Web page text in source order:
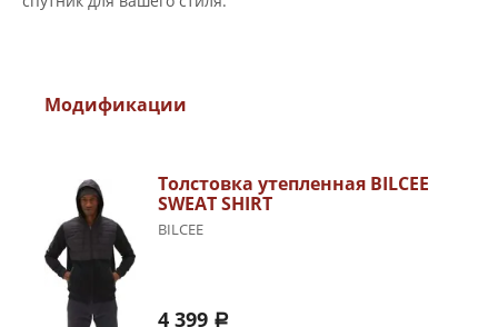
Модификации
Толстовка утепленная BILCEE
SWEAT SHIRT
BILCEE
4 399 a